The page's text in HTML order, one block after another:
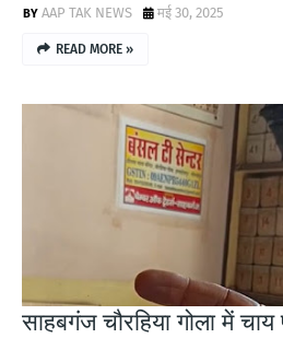
AAP TAK NEWS
मई 30, 2025
READ MORE »
साहबगंज चौरहिया गोला में चाय